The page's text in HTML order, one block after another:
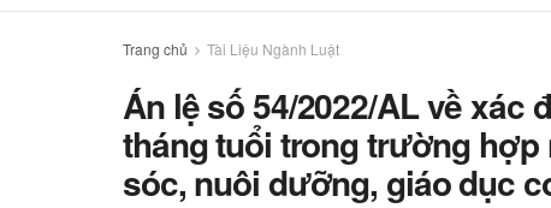
Trang chủ Tài Liệu Ngành Luật
Án lệ số 54/2022/AL về xác
tháng tuổi trong trường
sóc, nuôi dưỡng, giáo dục